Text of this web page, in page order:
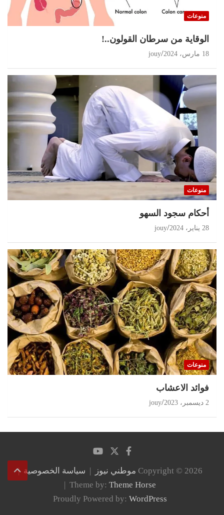
منوعات
الوقاية من سرطان القولون..!
18 مارس، 2024 jouy
منوعات
أحكام سجود السهو
28 يناير، 2024 jouy
منوعات
‏فوائد الاعشاب
2 ديسمبر، 2023 jouy
Copyright © 2026 موطني نيوز
سياسة الخصوصية
Theme by: Theme Horse
Proudly Powered by: WordPress